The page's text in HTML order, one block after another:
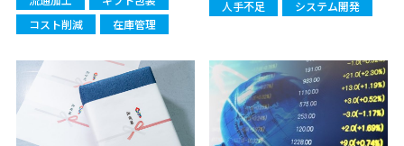
コスト削減
在庫管理
人手不足
システム開発